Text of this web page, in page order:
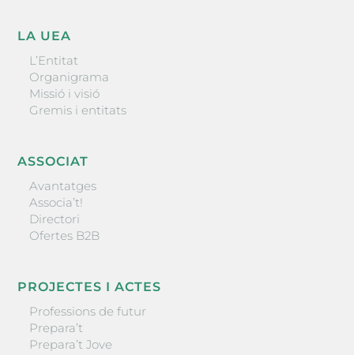
LA UEA
L’Entitat
Organigrama
Missió i visió
Gremis i entitats
ASSOCIAT
Avantatges
Associa’t!
Directori
Ofertes B2B
PROJECTES I ACTES
Professions de futur
Prepara’t
Prepara’t Jove